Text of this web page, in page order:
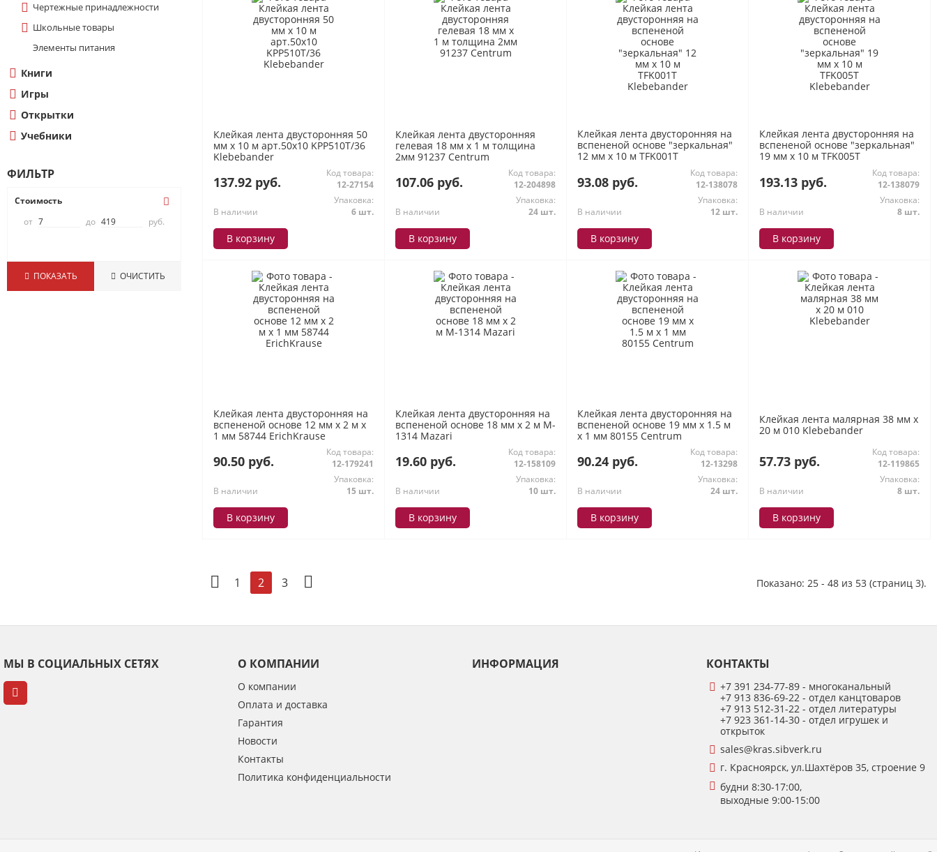
Чертежные принадлежности
Школьные товары
Элементы питания
Книги
Игры
Открытки
Учебники
ФИЛЬТР
Стоимость
от
до руб.
ПОКАЗАТЬ ОЧИСТИТЬ
Клейкая лента двусторонняя 50
мм х 10 м арт.50х10 KPP510T/36
Klebebander
137.92 руб.
Код товара:
12-27154
В наличии
Упаковка:
6 шт.
В корзину
Клейкая лента двусторонняя
гелевая 18 мм х 1 м толщина
2мм 91237 Centrum
107.06 руб.
Код товара:
12-204898
В наличии
Упаковка:
24 шт.
В корзину
Клейкая лента двусторонняя на
вспененой основе "зеркальная"
12 мм х 10 м TFK001T
93.08 руб.
Код товара:
12-138078
В наличии
Упаковка:
12 шт.
В корзину
Клейкая лента двусторонняя на
вспененой основе "зеркальная"
19 мм х 10 м TFK005T
193.13 руб.
Код товара:
12-138079
В наличии
Упаковка:
8 шт.
В корзину
Клейкая лента двусторонняя на
вспененой основе 12 мм х 2 м х
1 мм 58744 ErichKrause
90.50 руб.
Код товара:
12-179241
В наличии
Упаковка:
15 шт.
В корзину
Клейкая лента двусторонняя на
вспененой основе 18 мм х 2 м M-
1314 Mazari
19.60 руб.
Код товара:
12-158109
В наличии
Упаковка:
10 шт.
В корзину
Клейкая лента двусторонняя на
вспененой основе 19 мм х 1.5 м
х 1 мм 80155 Centrum
90.24 руб.
Код товара:
12-13298
В наличии
Упаковка:
24 шт.
В корзину
Клейкая лента малярная 38 мм х
20 м 010 Klebebander
57.73 руб.
Код товара:
12-119865
В наличии
Упаковка:
8 шт.
В корзину
1 2 3 Показано: 25 - 48 из 53 (страниц 3).
МЫ В СОЦИАЛЬНЫХ СЕТЯХ О КОМПАНИИ
О компании
Оплата и доставка
Гарантия
Новости
Контакты
Политика конфиденциальности
ИНФОРМАЦИЯ КОНТАКТЫ
+7 391 234-77-89 - многоканальный
+7 913 836-69-22 - отдел канцтоваров
+7 913 512-31-22 - отдел литературы
+7 923 361-14-30 - отдел игрушек и
открыток
sales@kras.sibverk.ru
г. Красноярск, ул.Шахтёров 35, строение 9
будни 8:30-17:00,
выходные 9:00-15:00